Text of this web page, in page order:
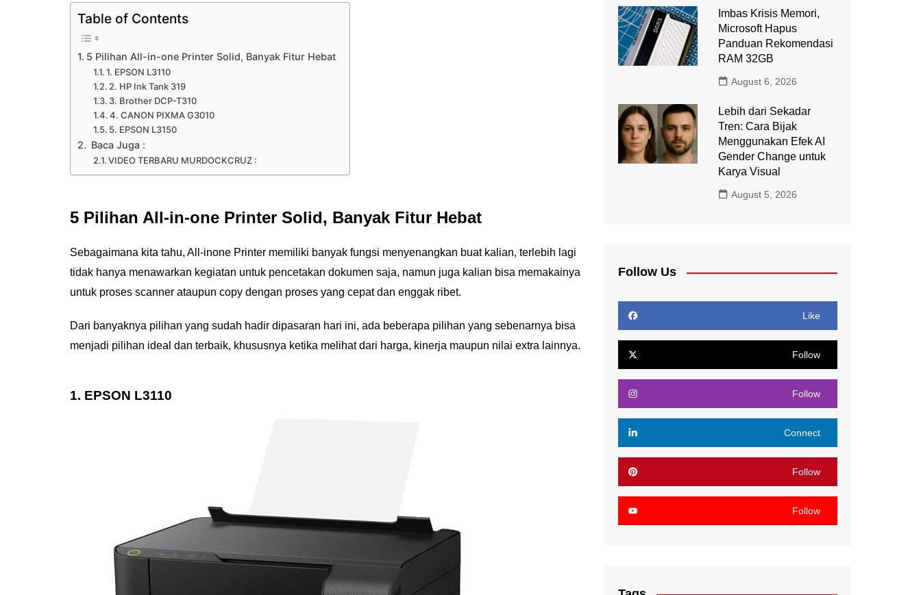
Table of Contents
5 Pilihan All-in-one Printer Solid, Banyak Fitur Hebat
1. EPSON L3110
2. HP Ink Tank 319
3. Brother DCP-T310
4. CANON PIXMA G3010
5. EPSON L3150
Baca Juga :
VIDEO TERBARU MURDOCKCRUZ :
5 Pilihan All-in-one Printer Solid, Banyak Fitur Hebat
Sebagaimana kita tahu, All-inone Printer memiliki banyak fungsi menyenangkan buat kalian, terlebih lagi
tidak hanya menawarkan kegiatan untuk pencetakan dokumen saja, namun juga kalian bisa memakainya
untuk proses scanner ataupun copy dengan proses yang cepat dan enggak ribet.
Dari banyaknya pilihan yang sudah hadir dipasaran hari ini, ada beberapa pilihan yang sebenarnya bisa
menjadi pilihan ideal dan terbaik, khususnya ketika melihat dari harga, kinerja maupun nilai extra lainnya.
1. EPSON L3110
Imbas Krisis Memori,
Microsoft Hapus
Panduan Rekomendasi
RAM 32GB
August 6, 2026
Lebih dari Sekadar
Tren: Cara Bijak
Menggunakan Efek AI
Gender Change untuk
Karya Visual
August 5, 2026
Follow Us
Like
Follow
Follow
Connect
Follow
Follow